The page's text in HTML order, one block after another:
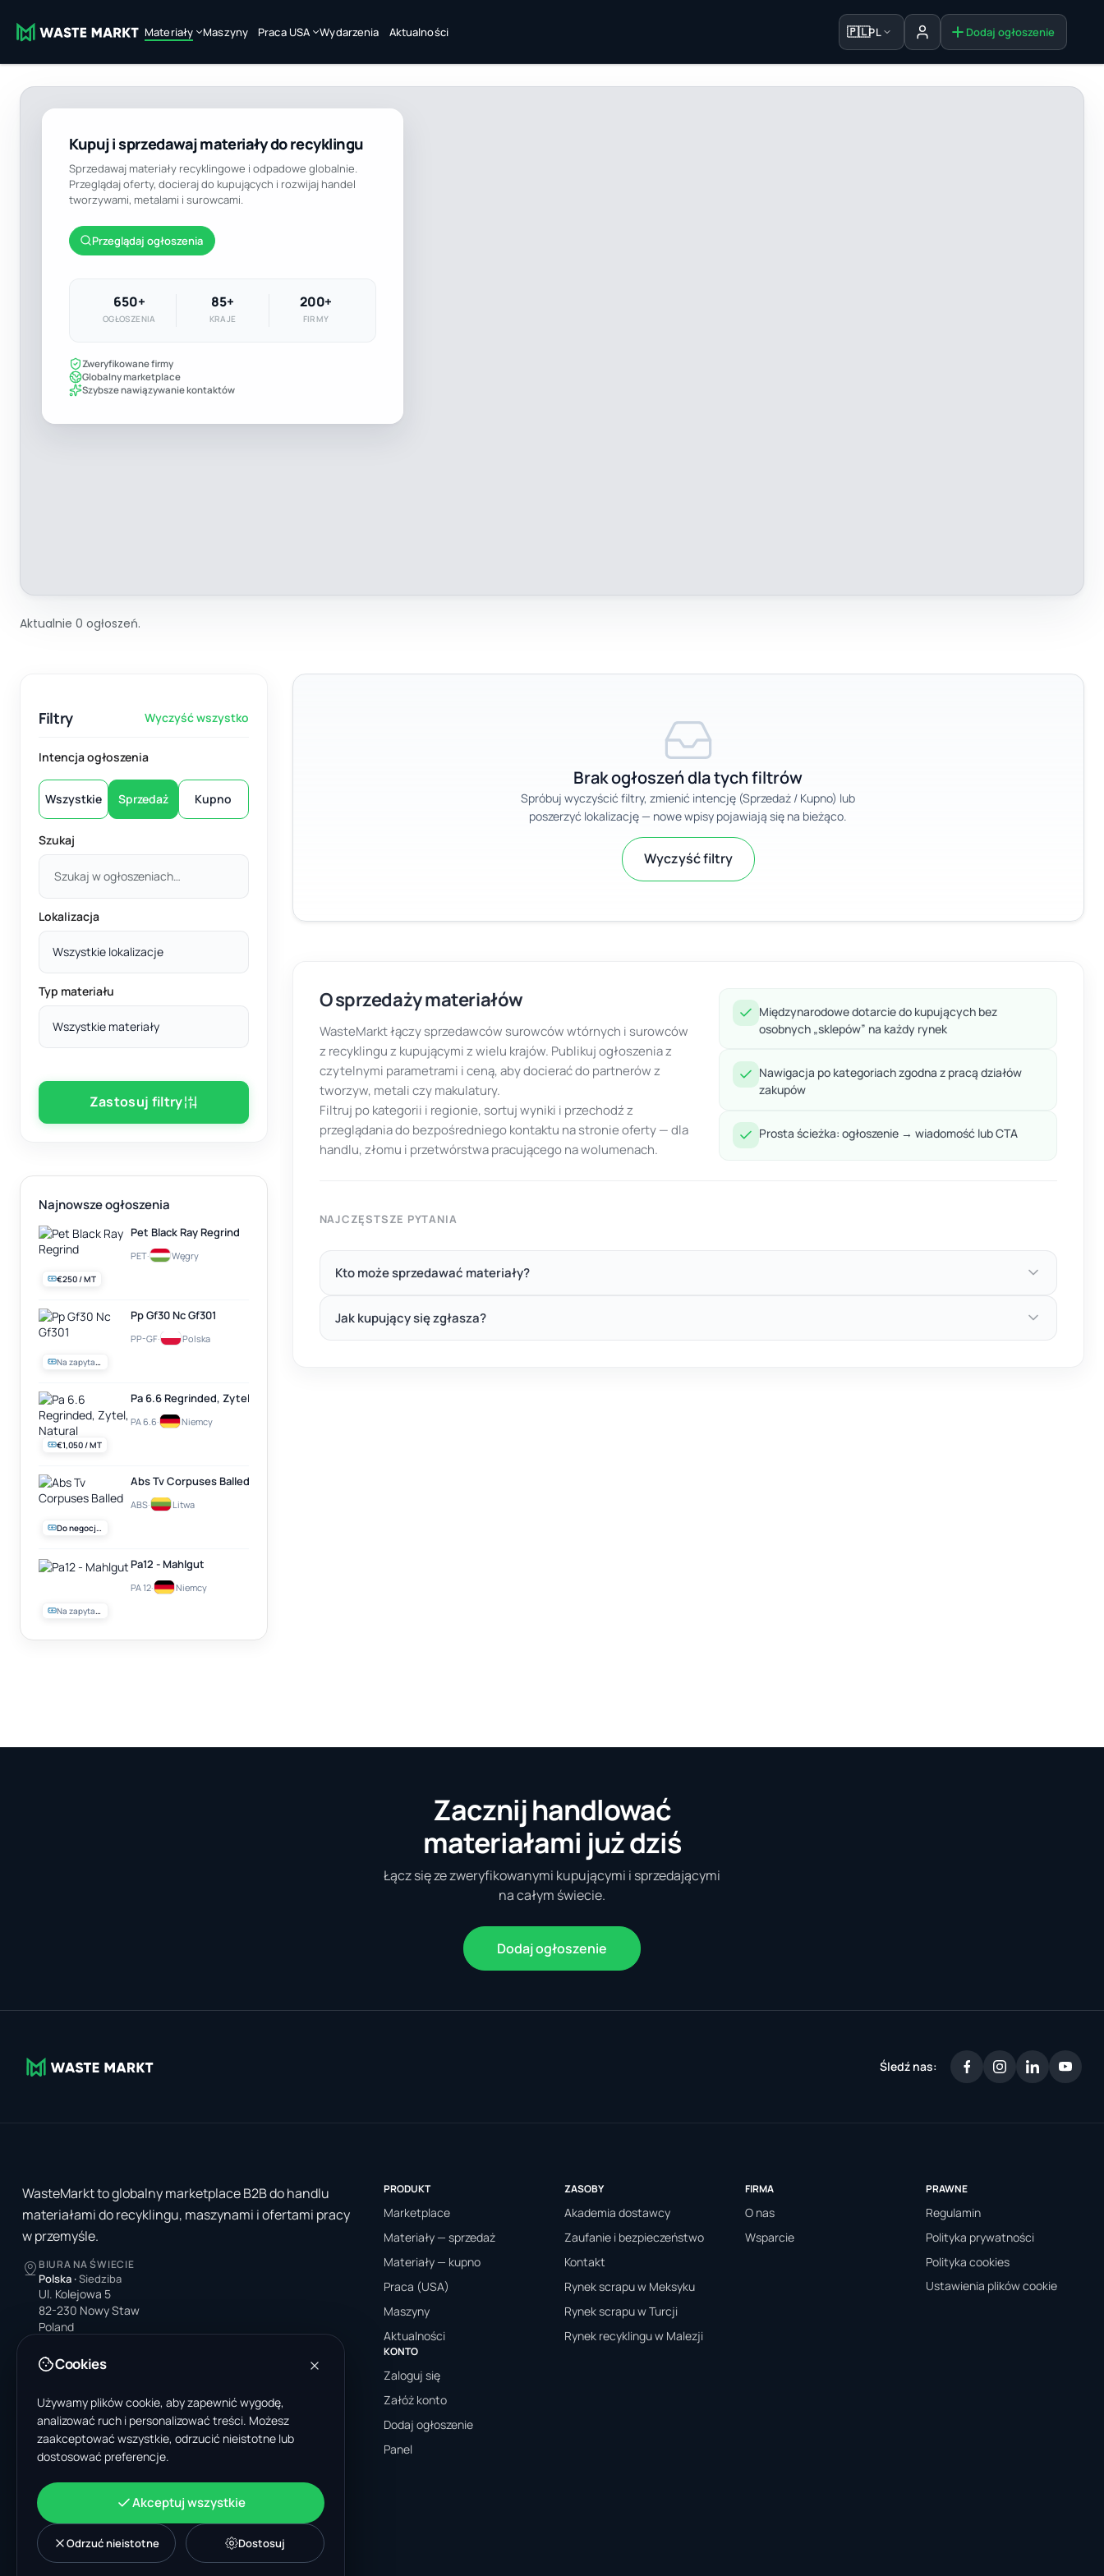
Materiały Maszyny Praca USA Wydarzenia Aktualności 🇵🇱PL Zaloguj sięDodaj ogłoszenie
Kupuj i sprzedawaj materiały do recyklingu
Sprzedawaj materiały recyklingowe i odpadowe globalnie.
Przeglądaj oferty, docieraj do kupujących i rozwijaj handel
tworzywami, metalami i surowcami.
Przeglądaj ogłoszenia
650+
OGŁOSZENIA
85+
KRAJE
200+
FIRMY
Zweryfikowane firmy
Globalny marketplace
Szybsze nawiązywanie kontaktów
Aktualnie 0 ogłoszeń.
Filtry Wyczyść wszystko
Intencja ogłoszenia
Wszystkie Sprzedaż Kupno
Szukaj
Lokalizacja
Wszystkie lokalizacje
Typ materiału
Wszystkie materiały
Zastosuj filtry
Najnowsze ogłoszenia
€250 / MT
Pet Black Ray Regrind
PET· Węgry
Na zapytanie
Pp Gf30 Nc Gf301
PP-GF· Polska
€1,050 / MT
Pa 6.6 Regrinded, Zytel, Natural
PA 6.6· Niemcy
Do negocjacji
Abs Tv Corpuses Balled
ABS· Litwa
Na zapytanie
Pa12 - Mahlgut
PA 12· Niemcy
Brak ogłoszeń dla tych filtrów
Spróbuj wyczyścić filtry, zmienić intencję (Sprzedaż / Kupno) lub
poszerzyć lokalizację — nowe wpisy pojawiają się na bieżąco.
Wyczyść filtry
O sprzedaży materiałów
WasteMarkt łączy sprzedawców surowców wtórnych i surowców
z recyklingu z kupującymi z wielu krajów. Publikuj ogłoszenia z
czytelnymi parametrami i ceną, aby docierać do partnerów z
tworzyw, metali czy makulatury.
Filtruj po kategorii i regionie, sortuj wyniki i przechodź z
przeglądania do bezpośredniego kontaktu na stronie oferty — dla
handlu, złomu i przetwórstwa pracującego na wolumenach.
Międzynarodowe dotarcie do kupujących bez
osobnych „sklepów” na każdy rynek
Nawigacja po kategoriach zgodna z pracą działów
zakupów
Prosta ścieżka: ogłoszenie → wiadomość lub CTA
NAJCZĘSTSZE PYTANIA
Kto może sprzedawać materiały?
Jak kupujący się zgłasza?
Zacznij handlować
materiałami już dziś
Łącz się ze zweryfikowanymi kupującymi i sprzedającymi
na całym świecie.
Dodaj ogłoszenie
Śledź nas:
WasteMarkt to globalny marketplace B2B do handlu
materiałami do recyklingu, maszynami i ofertami pracy
w przemyśle.
BIURA NA ŚWIECIE
Polska ·Siedziba
Ul. Kolejowa 5
82-230 Nowy Staw
Poland
Stany Zjednoczone
4378 Park Blvd N
United States
Indie
A-199, Sector 63
India
+48 606 662 650
support@wastemarkt.com
office@wastemarkt.com
PRODUKT
Marketplace
Materiały — sprzedaż
Materiały — kupno
Praca (USA)
Maszyny
Aktualności
ZASOBY
Akademia dostawcy
Zaufanie i bezpieczeństwo
Kontakt
Rynek scrapu w Meksyku
Rynek scrapu w Turcji
Rynek recyklingu w Malezji
FIRMA
O nas
Wsparcie
PRAWNE
Regulamin
Polityka prywatności
Polityka cookies
Ustawienia plików cookie
KONTO
Zaloguj się
Załóż konto
Dodaj ogłoszenie
Panel
Cookies
Używamy plików cookie, aby zapewnić wygodę,
analizować ruch i personalizować treści. Możesz
zaakceptować wszystkie, odrzucić nieistotne lub
dostosować preferencje.
Akceptuj wszystkie
Odrzuć nieistotne Dostosuj